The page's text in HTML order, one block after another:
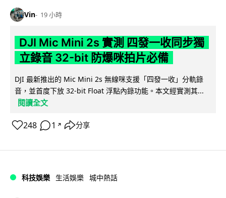
Vin 19 小時
DJI Mic Mini 2s 實測 四發一收同步獨
立錄音 32-bit 防爆咪拍片必備
DJI 最新推出的 Mic Mini 2s 無線咪支援「四發一收」分軌錄
音，並首度下放 32-bit Float 浮點內錄功能。本文經實測其...
閱讀全文
248 1 ↗ 分享
科技娛樂 生活娛樂 城中熱話